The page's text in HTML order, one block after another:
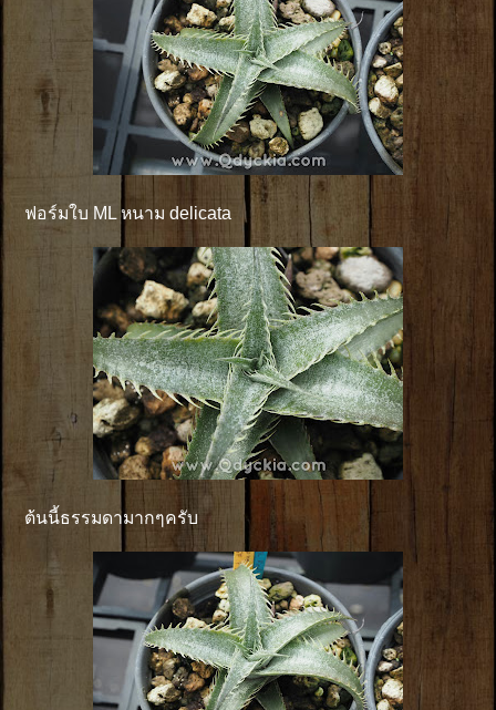
ฟอร์มใบ ML หนาม delicata
ต้นนี้ธรรมดามากๆครับ